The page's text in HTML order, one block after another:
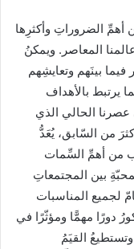
أهمِّ الضروراتِ وأكثرِها
المعاصر. ويمكنُ
بينَهم وتعايشِهم
يرتبط بالأهداف
عصرنا الحالي الذي
من السّابق، يُعَدُّ
من أهمِّ السِّمات
بين المجتمعاتِ
لجميع المناسبات
دورًا مهمًّا ومؤثّرًا في
القيَمُ